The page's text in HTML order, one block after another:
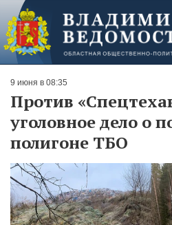
9 июня в 08:35
Против
уголовное дело о
полигоне ТБО